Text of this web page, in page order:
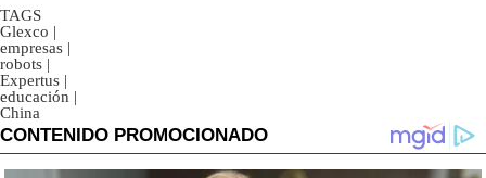
TAGS
Glexco |
empresas |
robots |
Expertus |
educación |
China